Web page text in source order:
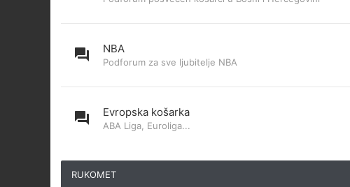
NBA
Podforum za sve ljubitelje NBA
Evropska košarka
ABA Liga, Euroliga...
RUKOMET